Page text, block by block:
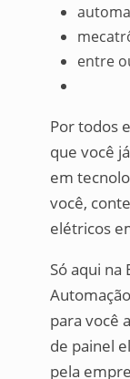
entre
Por todos
que você
em
você,
elétricos
Só aqui na
para você
de painel
pela